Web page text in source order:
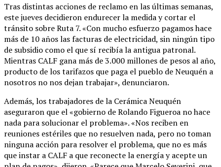
Tras distintas acciones de reclamo en las últimas semanas,
este jueves decidieron endurecer la medida y cortar el
tránsito sobre Ruta 7. «Con mucho esfuerzo pagamos hace
más de 10 años las facturas de electricidad, sin ningún tipo
de subsidio como el que sí recibía la antigua patronal.
Mientras CALF gana más de 3.000 millones de pesos al año,
producto de los tarifazos que paga el pueblo de Neuquén a
nosotros no nos dejan trabajar», denunciaron.
Además, los trabajadores de la Cerámica Neuquén
aseguraron que el «gobierno de Rolando Figueroa no hace
nada para solucionar el problema». «Nos reciben en
reuniones estériles que no resuelven nada, pero no toman
ninguna acción para resolver el problema, que no es más
que instar a CALF a que reconecte la energía y acepte un